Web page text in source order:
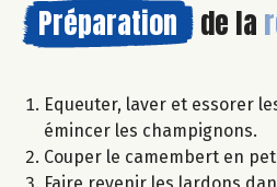
Préparation de la
Equeuter, laver et essorer
émincer les champignons.
Couper le camembert en